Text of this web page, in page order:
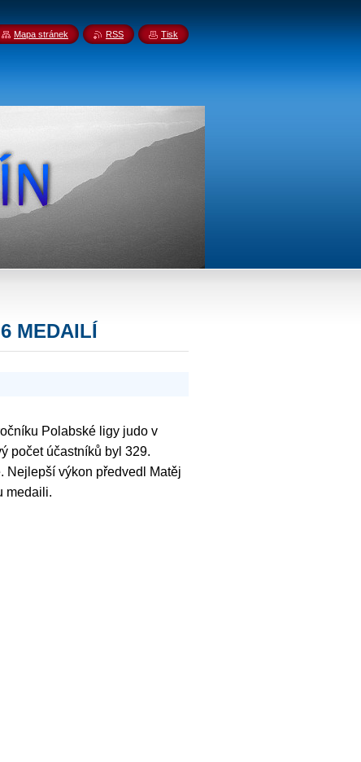
MEDAILÍ
Polabské ligy judo v
počet účastníků byl 329.
Nejlepší výkon předvedl Matěj
medaili.
Mapa stránek RSS Tisk